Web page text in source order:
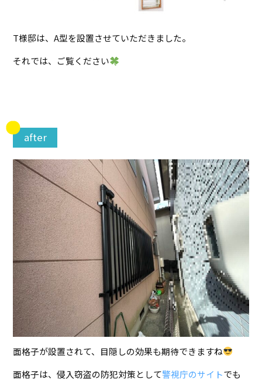
T様邸は、A型を設置させていただきました。
それでは、ご覧ください
after
面格子が設置されて、目隠しの効果も期待できますね
面格子は、侵入窃盗の防犯対策として警視庁のサイトでも